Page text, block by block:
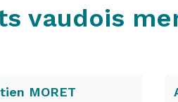
vaudois
MORET